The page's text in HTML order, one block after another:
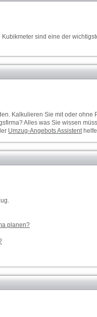
Kubikmeter sind eine der
Kalkulieren Sie mit oder ohne
? Alles was Sie wissen
Umzug-AngebotsAssistent
planen?